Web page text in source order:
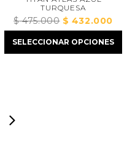
TURQUESA
475.000El
precio
original
$432.000El
precio
actual
SELECCIONAR OPCIONES